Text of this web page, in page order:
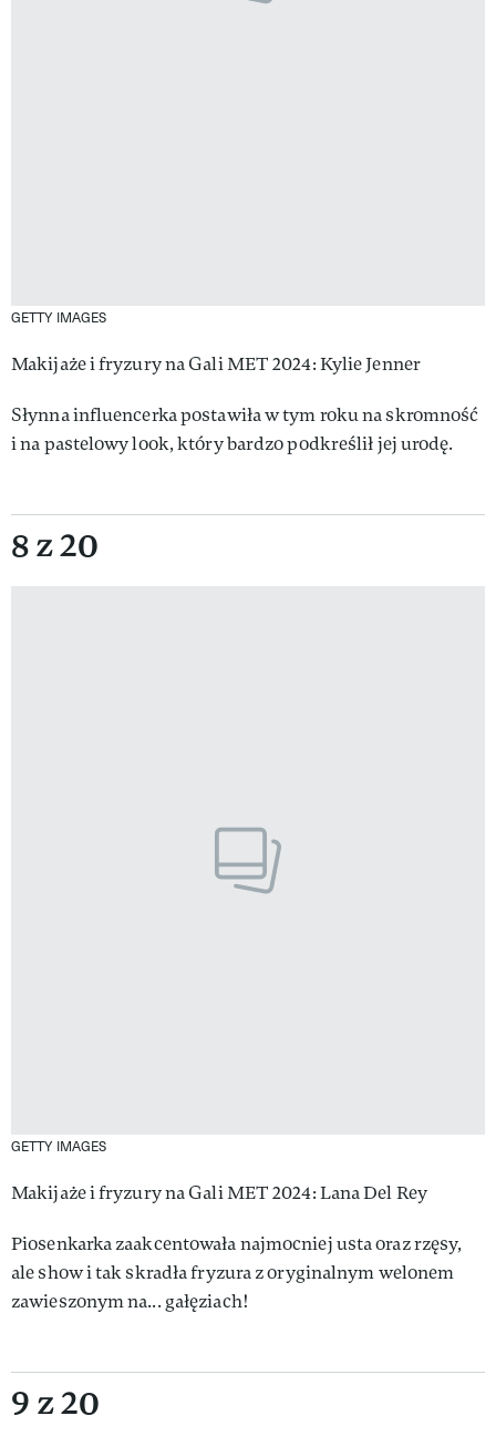
GETTY IMAGES
Makijaże i fryzury na Gali MET 2024: Kylie Jenner
Słynna influencerka postawiła w tym roku na skromność
i na pastelowy look, który bardzo podkreślił jej urodę.
8 z 20
GETTY IMAGES
Makijaże i fryzury na Gali MET 2024: Lana Del Rey
Piosenkarka zaakcentowała najmocniej usta oraz rzęsy,
ale show i tak skradła fryzura z oryginalnym welonem
zawieszonym na... gałęziach!
9 z 20